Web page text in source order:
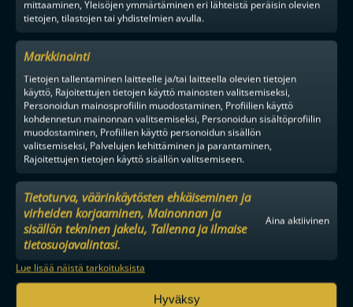
mittaaminen, Yleisöjen ymmärtäminen eri lähteistä peräisin olevien
tietojen, tilastojen tai yhdistelmien avulla.
Markkinointi
Tietojen tallentaminen laitteelle ja/tai laitteella olevien tietojen
käyttö, Rajoitettujen tietojen käyttö mainosten valitsemiseksi,
Personoidun mainosprofiilin muodostaminen, Profiilien käyttö
kohdennetun mainonnan valitsemiseksi, Personoidun sisältöprofiilin
muodostaminen, Profiilien käyttö personoidun sisällön
valitsemiseksi, Palvelujen kehittäminen ja parantaminen,
Rajoitettujen tietojen käyttö sisällön valitsemiseen.
Tietoturva, väärinkäytösten ehkäiseminen ja
virheiden korjaaminen, Mainonnan ja
sisällön tekninen jakelu, Tallenna ja ilmaise
tietosuojavalintasi.
Aina aktiivinen
Lue lisää näistä tarkoituksista
Hyväksy